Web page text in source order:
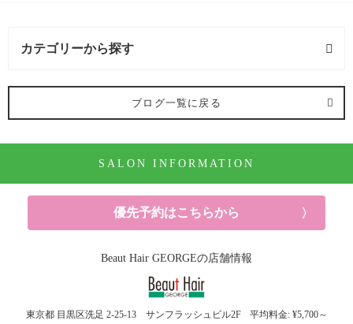
カテゴリーから探す
オススメメニュー (122記事)
パーマ (10記事)
ブログ一覧に戻る
SALON INFORMATION
優先予約はこちらから
Beaut Hair GEORGEの店舗情報
東京都 目黒区洗足 2-25-13 サンフラッシュビル2F 平均料金: ¥5,700～